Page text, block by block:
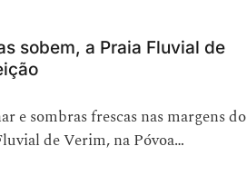
sobem, a Praia Fluvial de
e sombras frescas nas margens do
de Verim, na Póvoa…